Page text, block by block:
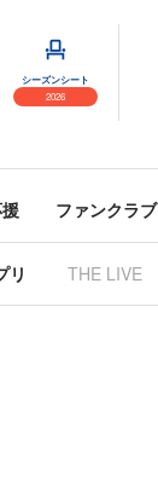
シーズンシート
2026
ファンクラブ
リ THE LIVE